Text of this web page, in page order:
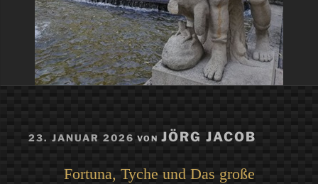
VERÖFFENTLICHT
23. JANUAR 2026 VON JÖRG JACOB
Fortuna, Tyche und Das große